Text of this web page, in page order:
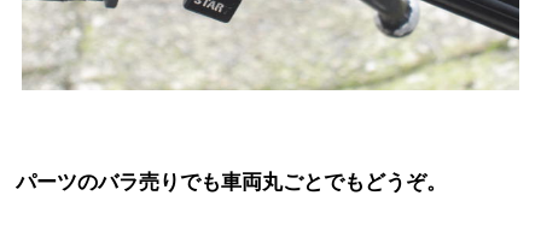
パーツのバラ売りでも車両丸ごとでもどうぞ。